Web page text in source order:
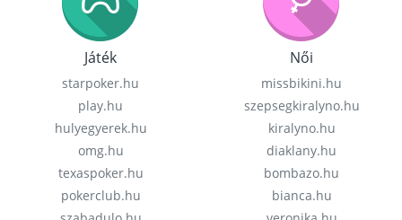
Játék
starpoker.hu
play.hu
hulyegyerek.hu
omg.hu
texaspoker.hu
pokerclub.hu
Női
missbikini.hu
szepsegkiralyno.hu
kiralyno.hu
diaklany.hu
bombazo.hu
bianca.hu